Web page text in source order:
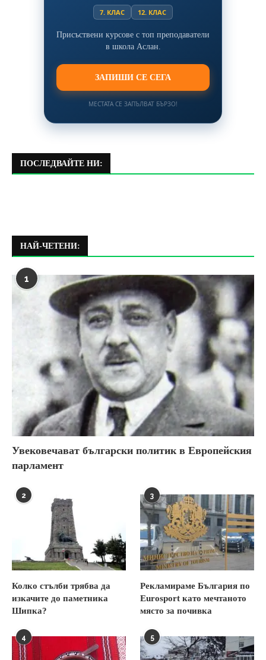
7. КЛАС 12. КЛАС
Присъствени курсове с топ преподаватели
в школа Аслан.
ЗАПИШИ СЕ СЕГА
МЕСТАТА СЕ ЗАПЪЛВАТ БЪРЗО!
ПОСЛЕДВАЙТЕ НИ:
НАЙ-ЧЕТЕНИ:
1
Увековечават български политик в Европейския
парламент
2
Колко стълби трябва да
изкачите до паметника
Шипка?
3
Рекламираме България по
Eurosport като мечтаното
място за почивка
4 5